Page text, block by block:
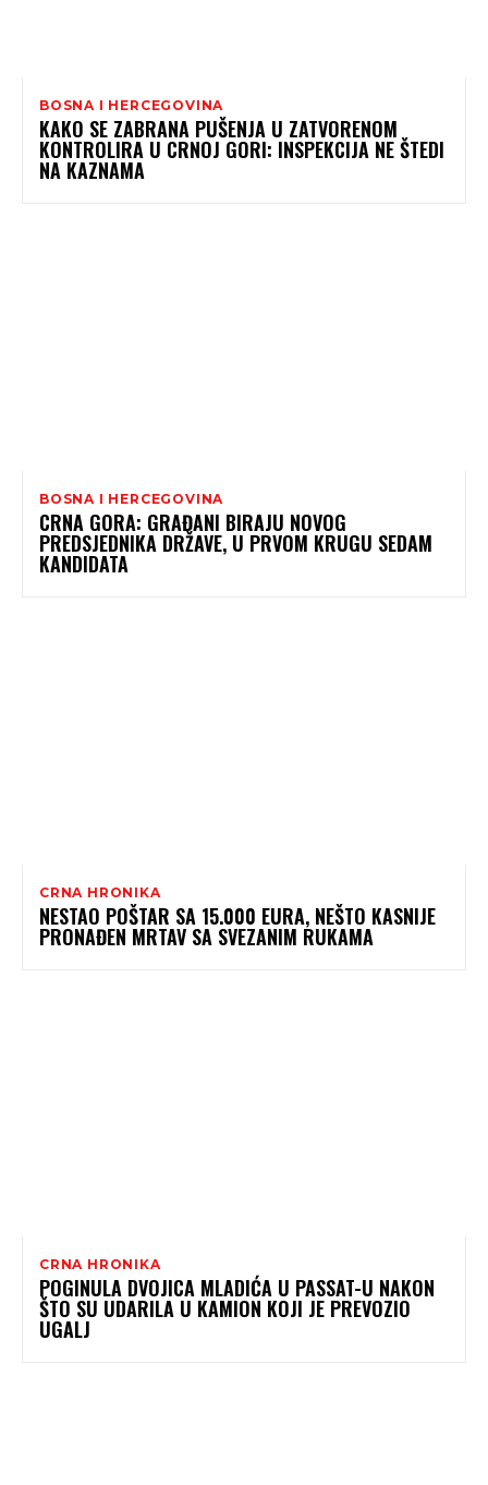
BOSNA I HERCEGOVINA
KAKO SE ZABRANA PUŠENJA U ZATVORENOM
KONTROLIRA U CRNOJ GORI: INSPEKCIJA NE ŠTEDI
NA KAZNAMA
BOSNA I HERCEGOVINA
CRNA GORA: GRAĐANI BIRAJU NOVOG
PREDSJEDNIKA DRŽAVE, U PRVOM KRUGU SEDAM
KANDIDATA
CRNA HRONIKA
NESTAO POŠTAR SA 15.000 EURA, NEŠTO KASNIJE
PRONAĐEN MRTAV SA SVEZANIM RUKAMA
CRNA HRONIKA
POGINULA DVOJICA MLADIĆA U PASSAT-U NAKON
ŠTO SU UDARILA U KAMION KOJI JE PREVOZIO
UGALJ